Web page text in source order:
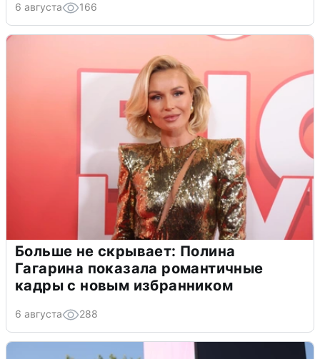
6 августа 166
Больше не скрывает: Полина
Гагарина показала романтичные
кадры с новым избранником
6 августа 288